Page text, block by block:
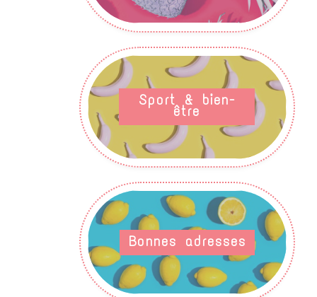
Sport & bien-
être
Bonnes adresses